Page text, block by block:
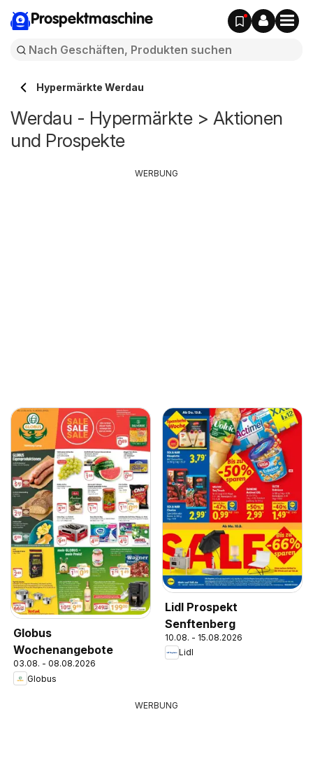
Prospektmaschine
Hypermärkte Werdau
Werdau - Hypermärkte > Aktionen
und Prospekte
Globus
Wochenangebote
03.08. - 08.08.2026
Globus
Lidl Prospekt
Senftenberg
10.08. - 15.08.2026
Lidl
WERBUNG
WERBUNG